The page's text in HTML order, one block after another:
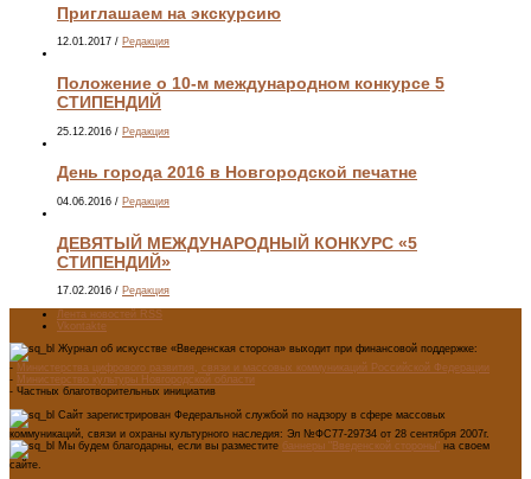
Приглашаем на экскурсию
12.01.2017 / Редакция
Положение о 10-м международном конкурсе 5
СТИПЕНДИЙ
25.12.2016 / Редакция
День города 2016 в Новгородской печатне
04.06.2016 / Редакция
ДЕВЯТЫЙ МЕЖДУНАРОДНЫЙ КОНКУРС «5
СТИПЕНДИЙ»
17.02.2016 / Редакция
Лента новостей RSS
Vkontakte
Журнал об искусстве «Введенская сторона» выходит при финансовой поддержке:
- Министерства цифрового развития, связи и массовых коммуникаций Российской Федерации
- Министерство культуры Новгородской области
- Частных благотворительных инициатив
Сайт зарегистрирован Федеральной службой по надзору в сфере массовых
коммуникаций, связи и охраны культурного наследия: Эл №ФС77-29734 от 28 сентября 2007г.
Мы будем благодарны, если вы разместите баннеры "Введенской стороны" на своем
сайте.